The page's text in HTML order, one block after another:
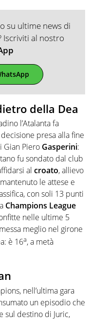
su ultime news di
Iscriviti al nostro
della Dea
l’Atalanta fa
presa alla fine
Gian Piero Gasperini:
fu sondato dal club
al croato, allievo
le attese e
con soli 13 punti
Champions League
nelle ultime 5
meglio nel girone
è 16a, a metà
nell’ultima gara
un episodio che
destino di Juric,